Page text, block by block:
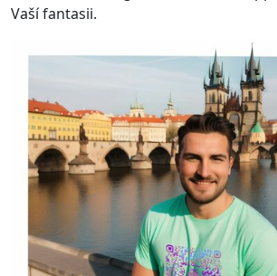
Vaší fantasii.